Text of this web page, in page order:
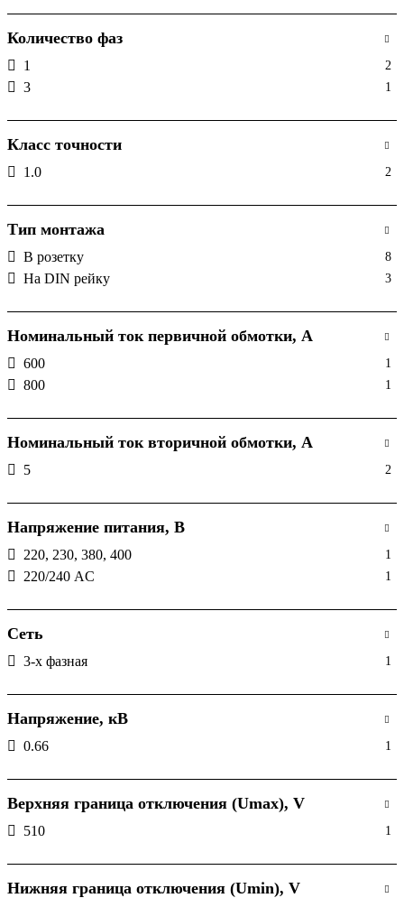
Количество фаз
1 2
3 1
Класс точности
1.0 2
Тип монтажа
В розетку 8
На DIN рейку 3
Номинальный ток первичной обмотки, А
600 1
800 1
Номинальный ток вторичной обмотки, А
5 2
Напряжение питания, В
220, 230, 380, 400 1
220/240 АC 1
Сеть
3-х фазная 1
Напряжение, кВ
0.66 1
Верхняя граница отключения (Umах), V
510 1
Нижняя граница отключения (Umin), V